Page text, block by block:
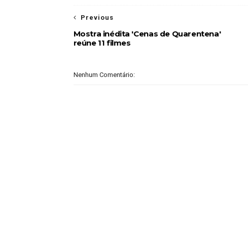
Previous
Mostra inédita 'Cenas de Quarentena'
reúne 11 filmes
Nenhum Comentário: